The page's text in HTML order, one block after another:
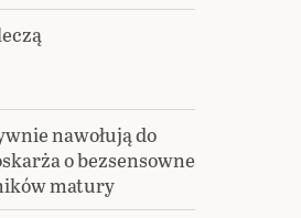
nawołują do
o bezsensowne
matury